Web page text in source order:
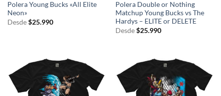
Polera Young Bucks «All Elite
Neon»
Desde $25.990
Polera Double or Nothing
Matchup Young Bucks vs The
Hardys – ELITE or DELETE
Desde $25.990